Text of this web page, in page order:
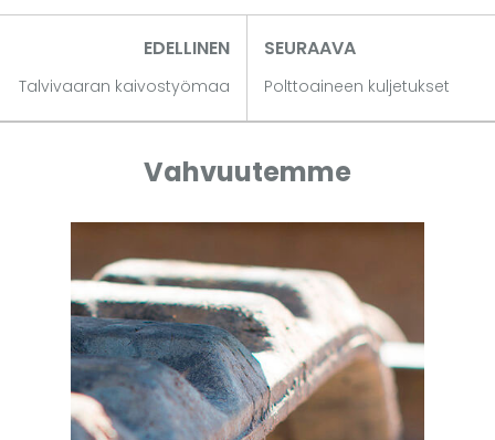
EDELLINEN
Talvivaaran kaivostyömaa
SEURAAVA
Polttoaineen kuljetukset
Vahvuutemme